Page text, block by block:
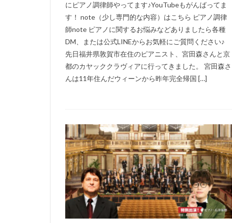
にピアノ調律師やってます♪YouTubeもがんばってま
す！ note（少し専門的な内容）はこちら ピアノ調律
師note ピアノに関するお悩みなどありましたら各種
DM、または公式LINEからお気軽にご質問ください♪
先日福井県敦賀市在住のピアニスト、宮田森さんと京
都のカヤッククラヴィアに行ってきました。 宮田森さ
んは11年住んだウィーンから昨年完全帰国 […]